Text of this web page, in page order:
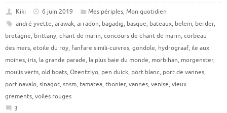
Kiki 6 juin 2019 Mes périples, Mon quotidien
andré yvette, arawak, arradon, bagadig, basque, bateaux, belem, berder,
bretagne, brittany, chant de marin, concours de chant de marin, corbeau
des mers, etoile du roy, fanfare simili-cuivres, gondole, hydrograaf, ile aux
moines, iris, la grande parade, la plus baie du monde, morbihan, morgenster,
moulis verts, old boats, Ozentziyo, pen duick, port blanc, port de vannes,
port navalo, sinagot, snsm, tamatea, thonier, vannes, venise, vieux
grements, voiles rouges
3